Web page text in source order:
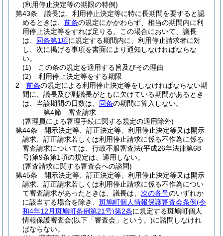
(利用停止決定等の期限の特例)
第43条
議長は、利用停止決定等に特に長期間を要すると認
めるときは、 前条の規定にかかわらず、相当の期間内に利
用停止決定等をすれば足りる。
この場合において、議長
は、 同条第1項に規定する期間内に、利用停止請求者に対
し、次に掲げる事項を書面により通知しなければならな
い。
(1)
この条の規定を適用する旨及びその理由
(2)
利用停止決定等をする期限
2
前条の規定による利用停止決定等をしなければならない期
間に、議長及び副議長がともに欠けている期間があるとき
は、当該期間の日数は、 同条の期間に算入しない。
第4節
審査請求
(審理員による審理手続に関する規定の適用除外)
第44条
開示決定等、訂正決定等、利用停止決定等又は開示
請求、訂正請求若しくは利用停止請求に係る不作為に係る
審査請求については、行政不服審査法(平成26年法律第68
号)第9条第1項の規定は、適用しない。
(審査請求に関する審査会への諮問)
第45条
開示決定等、訂正決定等、利用停止決定等又は開示
請求、訂正請求若しくは利用停止請求に係る不作為につい
て審査請求があったときは、議長は、 次の各号のいずれか
に該当する場合を除き、 斑鳩町個人情報保護審査会条例(令
和4年12月斑鳩町条例第21号)第2条に規定する斑鳩町個人
情報保護審査会(以下「審査会」という。)に諮問しなけれ
ばならない。